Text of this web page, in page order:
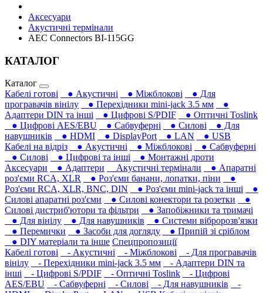
Аксесуари
Акустичні термінали
AEC Connectors BI-115GG
КАТАЛОГ
Каталог
Кабелі готові
● Акустичні ● Міжблокові
● Для
програвачів вінілу
● Перехідники mini-jack 3.5 мм
●
Адаптери DIN та інші
● Цифрові S/PDIF
● Оптичні Toslink
● Цифрові AES/EBU
● Сабвуферні ● Силові
● Для
навушників‎
● HDMI ● DisplayPort ● LAN
● USB
Кабелі на відріз
● Акустичні ● Міжблокові
● Сабвуферні
● Силові
● Цифрові та інші
● Монтажні дроти
Аксесуари
● Адаптери Акустичні термінали
● Апаратні
роз'єми RCA, XLR
● Роз'єми банани, лопатки, піни
●
Роз'єми RCA, XLR, BNC, DIN
● Роз'єми mini-jack та інші
●
Силові апаратні роз'єми
● Силові конектори та розетки
●
Силові дистриб'ютори та фільтри
● Запобіжники та тримачі
● Для вінілу
● Для навушників‎
● Системи вібророзв'язки
● Перемички
● Засоби для догляду
● Припій зі сріблом
● DIY матеріали та інше Спецпропозиції
Кабелі готові
- Акустичні - Міжблокові
- Для програвачів
вінілу
- Перехідники mini-jack 3.5 мм
- Адаптери DIN та
інші
- Цифрові S/PDIF - Оптичні Toslink
- Цифрові
AES/EBU
- Сабвуферні - Силові - Для навушників‎
-